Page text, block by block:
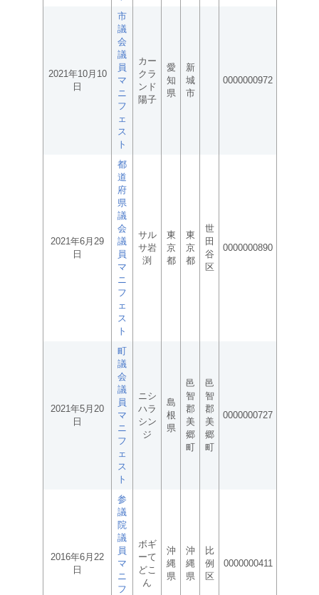
2021年10月10
日
市
議
会
議
員
マ
ニ
フ
ェ
ス
ト
カー
クラ
ンド
陽子
愛
知
県
新
城
市
0000000972
2021年6月29
日
都
道
府
県
議
会
議
員
マ
ニ
フ
ェ
ス
ト
サル
サ岩
渕
東
京
都
東
京
都
世
田
谷
区
0000000890
2021年5月20
日
町
議
会
議
員
マ
ニ
フ
ェ
ス
ト
ニシ
ハラ
シン
ジ
島
根
県
邑
智
郡
美
郷
町
邑
智
郡
美
郷
町
0000000727
2016年6月22
日
参
議
院
議
員
マ
ニ
フ
ボギ
ーて
どこ
ん
沖
縄
県
沖
縄
県
比
例
区
0000000411